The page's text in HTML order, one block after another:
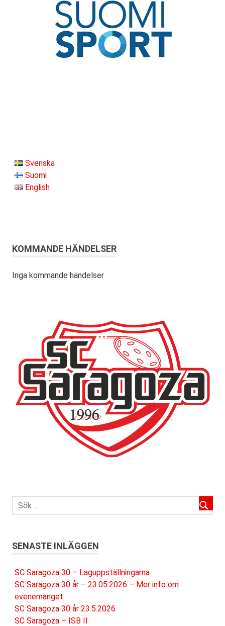
Svenska
Suomi
English
KOMMANDE HÄNDELSER
Inga kommande händelser
SENASTE INLÄGGEN
SC Saragoza 30 – Laguppställningarna
SC Saragoza 30 år – 23.05.2026 – Mer info om
evenemanget
SC Saragoza 30 år 23.5.2026
SC Saragoza – ISB II